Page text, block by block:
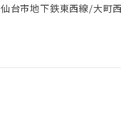
仙台市地下鉄東西線/大町